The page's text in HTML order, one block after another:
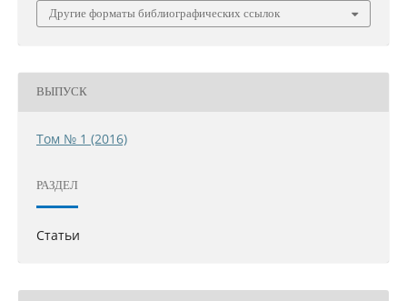
Другие форматы библиографических ссылок
ВЫПУСК
Том № 1 (2016)
РАЗДЕЛ
Статьи